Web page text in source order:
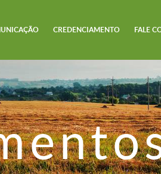
CREDENCIAMENTO FALE